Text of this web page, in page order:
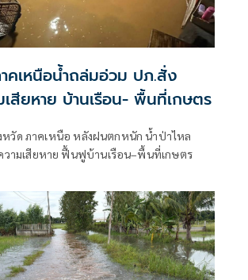
คเหนือน้ำถล่มอ่วม ปภ.สั่ง
เสียหาย บ้านเรือน- พื้นที่เกษตร
หวัด ภาคเหนือ หลังฝนตกหนัก น้ำป่าไหล
วามเสียหาย ฟื้นฟูบ้านเรือน–พื้นที่เกษตร